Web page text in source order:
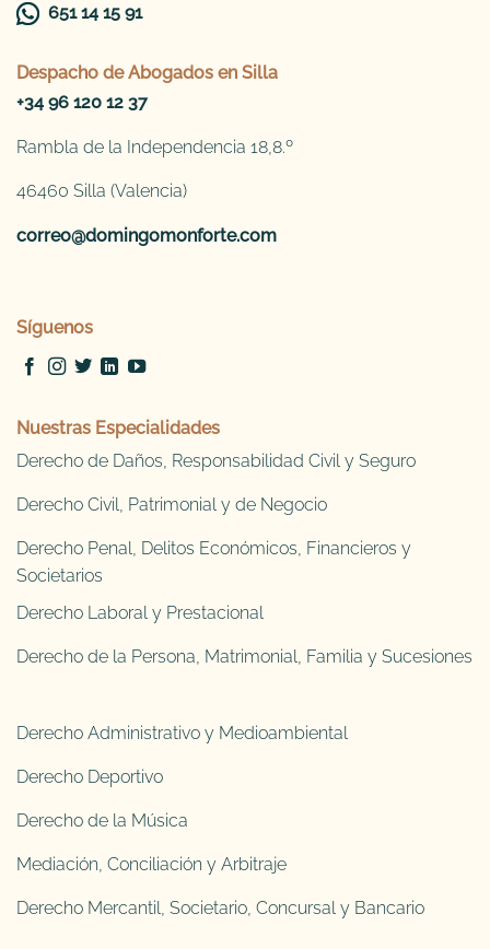
651 14 15 91
Despacho de Abogados en Silla
+34 96 120 12 37
Rambla de la Independencia 18,8.º
46460 Silla (Valencia)
correo@domingomonforte.com
Síguenos
Nuestras Especialidades
Derecho de Daños, Responsabilidad Civil y Seguro
Derecho Civil, Patrimonial y de Negocio
Derecho Penal, Delitos Económicos, Financieros y
Societarios
Derecho Laboral y Prestacional
Derecho de la Persona, Matrimonial, Familia y Sucesiones
Derecho Administrativo y Medioambiental
Derecho Deportivo
Derecho de la Música
Mediación, Conciliación y Arbitraje
Derecho Mercantil, Societario, Concursal y Bancario